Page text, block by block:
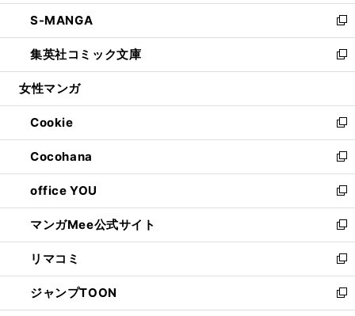
開
く
ウ
で
開
く
ン
ド
ウ
で
開
ウ
ィ
ン
ド
ウ
開
く
し
い
ウ
ィ
ン
ウ
で
開
く
S-MANGA
新
し
い
ウ
ン
ド
ウ
で
開
く
集英社コミック文庫
新
し
ウ
ィ
ン
ド
ウ
で
開
く
女性マンガ
Cookie
新
し
い
ウ
ィ
ン
ド
ウ
で
開
く
Cocohana
新
し
い
ウ
ィ
ン
ド
ウ
で
開
office YOU
新
し
い
ウ
ィ
ン
ド
ウ
マンガMee公式サイト
新
し
い
ウ
ィ
ン
リマコミ
新
し
い
ウ
ジャンプTOON
新
し